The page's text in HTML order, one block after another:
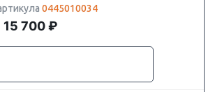
0445010034
15 700 ₽